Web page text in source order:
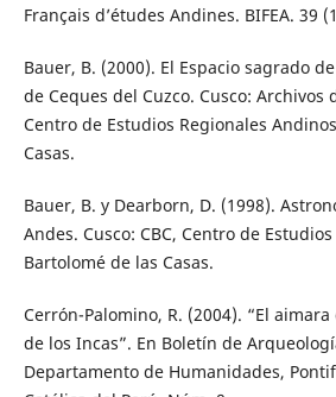
Français d’études Andines. BIFEA. 39
Bauer, B. (2000). El Espacio sagrado
de Ceques del Cuzco. Cusco: Archivos
Centro de Estudios Regionales
Casas.
Bauer, B. y Dearborn, D. (1998).
Andes. Cusco: CBC, Centro de
Bartolomé de las Casas.
Cerrón-Palomino, R. (2004). “El
de los Incas”. En Boletín de
Departamento de Humanidades,